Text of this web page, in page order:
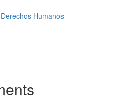
Humanos